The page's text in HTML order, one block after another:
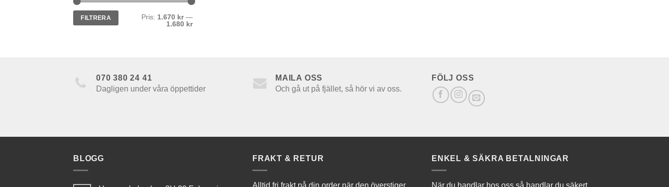
Min
pris
Max
prisFILTRERA Pris: 1.670 kr—
1.680 kr
070 380 24 41
Dagligen under våra öppettider
MAILA OSS
Och gå ut på fjället, så hör vi av oss.
FÖLJ OSS
BLOGG FRAKT & RETUR ENKEL & SÄKRA BETALNINGAR